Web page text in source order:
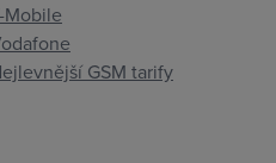
Mobile
GSM tarify